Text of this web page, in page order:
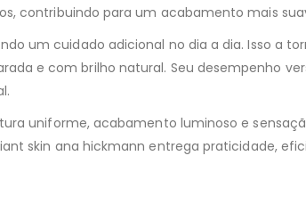
contribuindo para um acabamento mais
um cuidado adicional no dia a dia. Isso a
e com brilho natural. Seu desempenho
uniforme, acabamento luminoso e
skin ana hickmann entrega praticidade,